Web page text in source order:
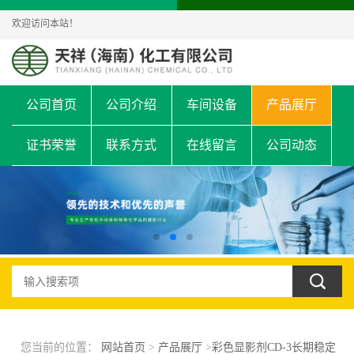
欢迎访问本站！
公司首页 公司介绍 车间设备 产品展厅
证书荣誉 联系方式 在线留言 公司动态
您当前的位置： 网站首页 > 产品展厅 >彩色显影剂CD-3长期稳定